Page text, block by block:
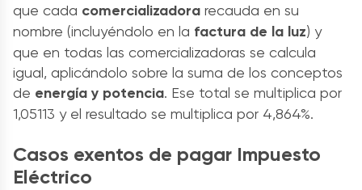
que cada comercializadora recauda en su
nombre (incluyéndolo en la factura de la luz) y
que en todas las comercializadoras se calcula
igual, aplicándolo sobre la suma de los conceptos
de energía y potencia. Ese total se multiplica por
1,05113 y el resultado se multiplica por 4,864%.
Casos exentos de pagar Impuesto
Eléctrico